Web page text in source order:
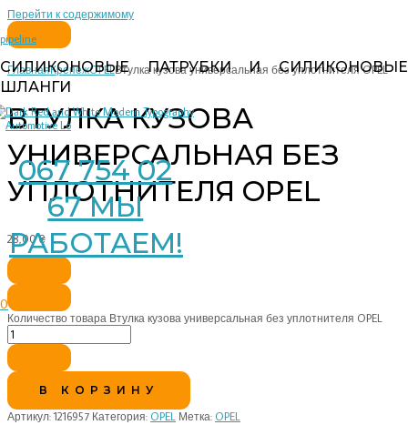
Перейти к содержимому
pipeline
СИЛИКОНОВЫЕ ПАТРУБКИ И СИЛИКОНОВЫЕ
ШЛАНГИ
067 754 02
67 МЫ
РАБОТАЕМ!
0
ГлавнаяКрепежOPELВтулка кузова универсальная без уплотнителя OPEL
ВТУЛКА КУЗОВА
УНИВЕРСАЛЬНАЯ БЕЗ
УПЛОТНИТЕЛЯ OPEL
28,00₴
Количество товара Втулка кузова универсальная без уплотнителя OPEL
В КОРЗИНУ
Артикул:1216957 Категория: OPEL Метка: OPEL